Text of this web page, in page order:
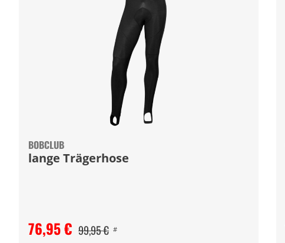
BOBCLUB
lange Trägerhose
76,95 € 99,95 € #